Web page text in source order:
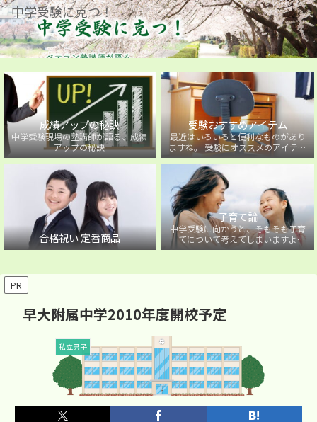
中学受験に克つ！
成績アップの秘訣
中学受験現場の塾講師が語る、成績
アップの秘訣
受験おすすめアイテム
最近はいろいろと便利なものがあり
ますね。 受験にオススメのアイテム
を紹介しています。
合格祝い 定番商品
子育て論
中学受験に向かうと、そもそも子育
てについて考えてしまいますよ
ね・・・。中学受験に向かうお子様
PR
早大附属中学2010年度開校予定
私立男子